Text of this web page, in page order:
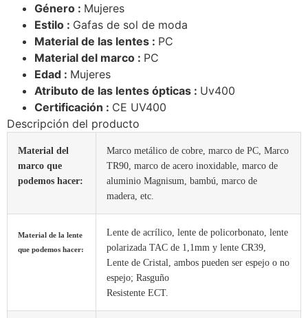
Género : Mujeres
Estilo : Gafas de sol de moda
Material de las lentes : PC
Material del marco : PC
Edad : Mujeres
Atributo de las lentes ópticas : Uv400
Certificación : CE UV400
Descripción del producto
Material del
marco que
podemos hacer:
Marco metálico de cobre, marco de PC, Marco
TR90, marco de acero inoxidable, marco de
aluminio Magnisum, bambú, marco de
madera, etc.
Material de la lente
que podemos hacer:
Lente de acrílico, lente de policorbonato, lente
polarizada TAC de 1,1mm y lente CR39,
Lente de Cristal, ambos pueden ser espejo o no
espejo; Rasguño
Resistente ECT.